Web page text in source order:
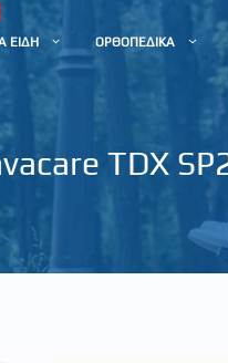
ΕΙΔΗ ΟΡΘΟΠΕΔΙΚΑ
TDX